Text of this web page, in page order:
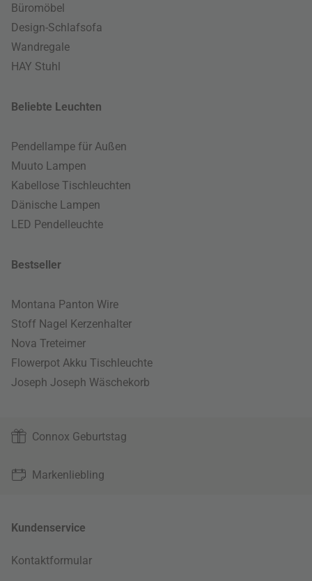
Büromöbel
Design-Schlafsofa
Wandregale
HAY Stuhl
Beliebte Leuchten
Pendellampe für Außen
Muuto Lampen
Kabellose Tischleuchten
Dänische Lampen
LED Pendelleuchte
Bestseller
Montana Panton Wire
Stoff Nagel Kerzenhalter
Nova Treteimer
Flowerpot Akku Tischleuchte
Joseph Joseph Wäschekorb
Connox Geburtstag
Markenliebling
Kundenservice
Kontaktformular